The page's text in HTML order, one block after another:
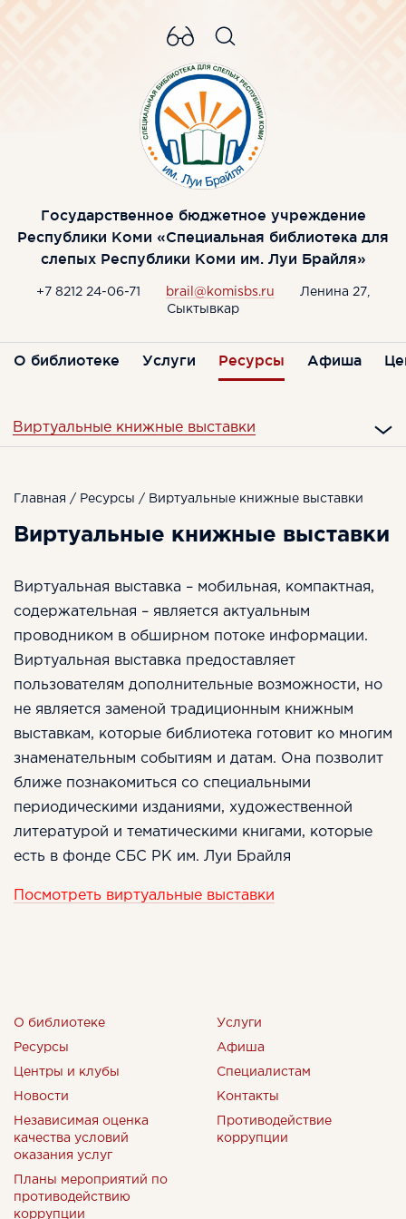
+7 8212 24-06-71 brail@komisbs.ru
Ленина 27,
Сыктывкар
Государственное бюджетное учреждение
Республики Коми «Специальная библиотека для
слепых Республики Коми им. Луи Брайля»
О библиотеке Услуги Ресурсы Афиша
Виртуальные книжные выставки
Главная / Ресурсы / Виртуальные книжные выставки
Виртуальные книжные выставки
Виртуальная выставка – мобильная, компактная,
содержательная – является актуальным
проводником в обширном потоке информации.
Виртуальная выставка предоставляет
пользователям дополнительные возможности, но
не является заменой традиционным книжным
выставкам, которые библиотека готовит ко многим
знаменательным событиям и датам. Она позволит
ближе познакомиться со специальными
периодическими изданиями, художественной
литературой и тематическими книгами, которые
есть в фонде СБС РК им. Луи Брайля
Посмотреть виртуальные выставки
О библиотеке Услуги
Ресурсы Афиша
Центры и клубы Специалистам
Новости Контакты
Независимая оценка
качества условий
оказания услуг
Противодействие
коррупции
Планы мероприятий по
противодействию
коррупции